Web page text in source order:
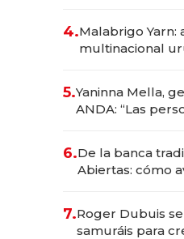
4.Malabrigo Yarn:
multinacional
5.Yaninna Mella,
ANDA: “Las
6.De la banca
Abiertas: cómo
7.Roger Dubuis
samuráis para